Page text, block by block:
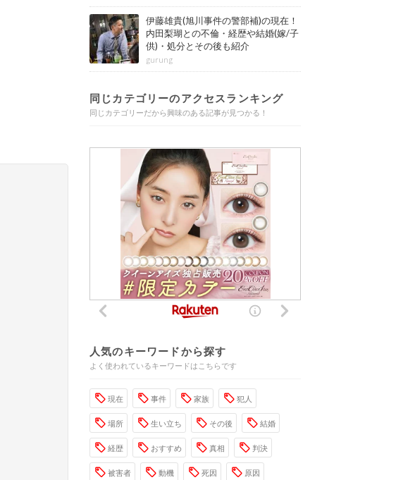
伊藤雄貴(旭川事件の警部補)の現在！
内田梨瑚との不倫・経歴や結婚(嫁/子
供)・処分とその後も紹介
gurung
同じカテゴリーのアクセスランキング
同じカテゴリーだから興味のある記事が見つかる！
人気のキーワードから探す
よく使われているキーワードはこちらです
現在 事件 家族 犯人
場所 生い立ち その後 結婚
経歴 おすすめ 真相 判決
被害者 動機 死因 原因